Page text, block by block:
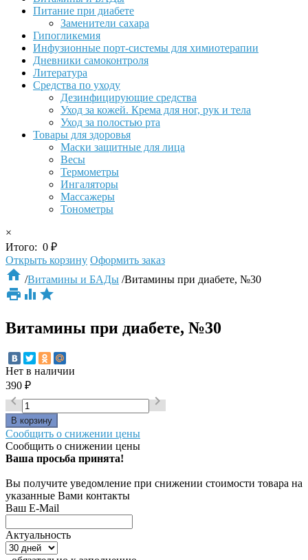
Питание при диабете
Заменители сахара
Гипогликемия
Инфузионные порт-системы для химиотерапии
Дневники самоконтроля
Литература
Средства по уходу
Дезинфицирующие средства
Уход за кожей. Крема для ног, рук и тела
Уход за полостью рта
Товары для здоровья
Маски защитные для лица
Весы
Термометры
Ингаляторы
Массажеры
Тонометры
×
Итого: 0 ₽
Открыть корзину Оформить заказ
 /Витамины и БАДы /Витамины при диабете, №30
  
Витамины при диабете, №30
Нет в наличии
390 ₽
 
Сообщить о снижении цены
Сообщить о снижении цены
Ваша просьба принята!
Вы получите уведомление при снижении стоимости товара на
указанные Вами контакты
Ваш E-Mail
Актуальность